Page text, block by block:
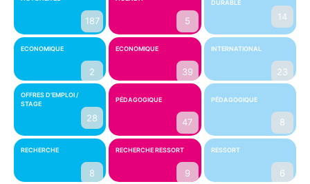
187 5
DURABLE
14
ECONOMIQUE
2
ECONOMIQUE
39
INTERNATIONAL
23
OFFRES D'EMPLOI /
STAGE
28
PÉDAGOGIQUE
47
PÉDAGOGIQUE
8
RECHERCHE
8
RECHERCHE RESSORT
9
RESSORT
6